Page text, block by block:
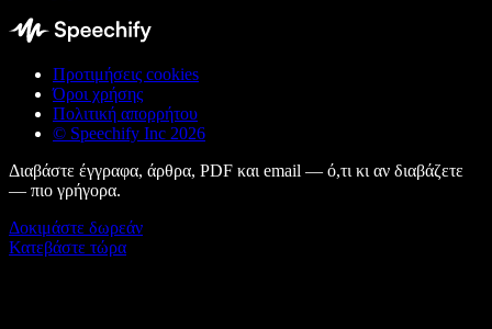
Προτιμήσεις cookies
Όροι χρήσης
Πολιτική απορρήτου
© Speechify Inc 2026
Διαβάστε έγγραφα, άρθρα, PDF και email — ό,τι κι αν διαβάζετε
— πιο γρήγορα.
Δοκιμάστε δωρεάν
Κατεβάστε τώρα